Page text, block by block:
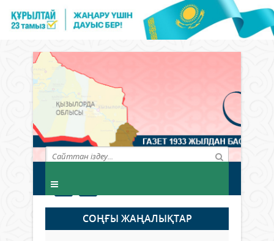
СОҢҒЫ ЖАҢАЛЫҚТАР